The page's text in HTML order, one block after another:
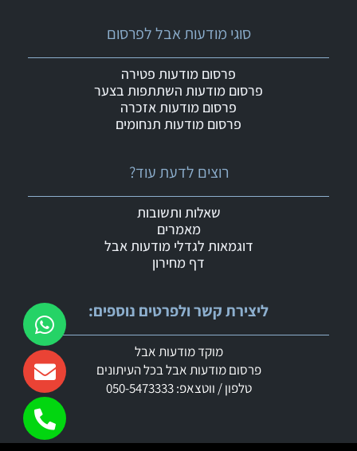
ליצירת קשר ולפרטים נוספים:
מוקד מודעות אבל
פרסום מודעות אבל בכל העיתונים
טלפון / ווטצאפ: 050-5473333
רוצים לדעת עוד?
שאלות ותשובות
מאמרים
דוגמאות לגדלי מודעות אבל
דף מחירון
סוגי מודעות אבל לפרסום
פרסום מודעות פטירה
פרסום מודעות השתתפות בצער
פרסום מודעות אזכרה
פרסום מודעות תנחומים